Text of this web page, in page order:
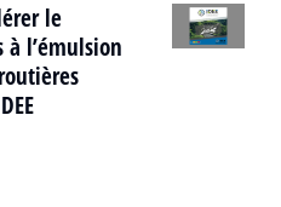
le
l’émulsion